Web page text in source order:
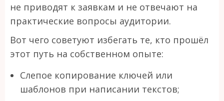
не приводят к заявкам и не отвечают на
практические вопросы аудитории.
Вот чего советуют избегать те, кто прошёл
этот путь на собственном опыте:
Слепое копирование ключей или
шаблонов при написании текстов;